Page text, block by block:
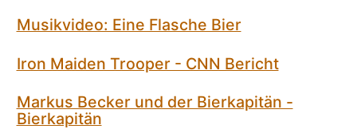
Musikvideo: Eine Flasche Bier
Iron Maiden Trooper - CNN Bericht
Markus Becker und der Bierkapitän -
Bierkapitän